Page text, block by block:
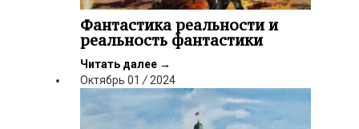
Фантастика реальности и
реальность фантастики
Читать далее →
Октябрь 01 / 2024